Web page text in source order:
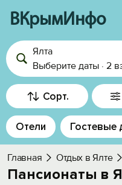
ВКрымИнфо
Войти
Избранное
История
Добавить свой
Ялта
Выберите даты · 2
Сорт.
Отели Гостевые
Главная Отдых в Ялте
Пансионаты в